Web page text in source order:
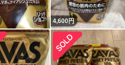
4,600円